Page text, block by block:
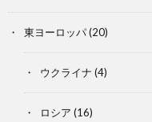
東ヨーロッパ(20)
ウクライナ (4)
ロシア (16)